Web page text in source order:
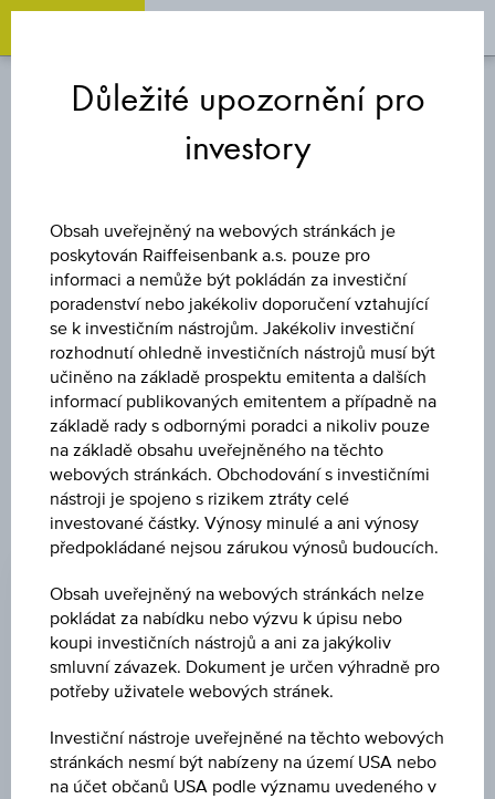
Quicklinks
TURBO CERTIFIKÁT
SHORT AIRBUS
GROUP SE
Uveřejněné produktové informace jsou určeny čistě pro
investory, kteří již mají produkt ve svém portfoliu. Tyto údaje
neslouží jako doporučení ani jako nabídka k nákupu těchto
cenných papírů.
ZMĚNA
NÁKUP
-
PRODEJ
-
POSLEDNÍ AKTUALIZACE
Důležité upozornění pro
investory
Obsah uveřejněný na webových stránkách je
poskytován Raiffeisenbank a.s. pouze pro
informaci a nemůže být pokládán za investiční
poradenství nebo jakékoliv doporučení vztahující
se k investičním nástrojům. Jakékoliv investiční
rozhodnutí ohledně investičních nástrojů musí být
učiněno na základě prospektu emitenta a dalších
informací publikovaných emitentem a případně na
základě rady s odbornými poradci a nikoliv pouze
na základě obsahu uveřejněného na těchto
webových stránkách. Obchodování s investičními
nástroji je spojeno s rizikem ztráty celé
investované částky. Výnosy minulé a ani výnosy
předpokládané nejsou zárukou výnosů budoucích.
Obsah uveřejněný na webových stránkách nelze
pokládat za nabídku nebo výzvu k úpisu nebo
koupi investičních nástrojů a ani za jakýkoliv
smluvní závazek. Dokument je určen výhradně pro
potřeby uživatele webových stránek.
Investiční nástroje uveřejněné na těchto webových
stránkách nesmí být nabízeny na území USA nebo
na účet občanů USA podle významu uvedeného v